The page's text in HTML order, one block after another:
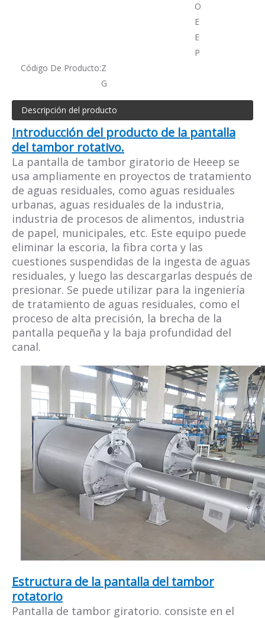
O
E
E
P
Código De Producto:Z
G
Descripción del producto
Introducción del producto de la pantalla
del tambor rotativo.
La pantalla de tambor giratorio de Heeep se
usa ampliamente en proyectos de tratamiento
de aguas residuales, como aguas residuales
urbanas, aguas residuales de la industria,
industria de procesos de alimentos, industria
de papel, municipales, etc. Este equipo puede
eliminar la escoria, la fibra corta y las
cuestiones suspendidas de la ingesta de aguas
residuales, y luego las descargarlas después de
presionar. Se puede utilizar para la ingeniería
de tratamiento de aguas residuales, como el
proceso de alta precisión, la brecha de la
pantalla pequeña y la baja profundidad del
canal.
Estructura de la pantalla del tambor
rotatorio
Pantalla de tambor giratorio. consiste en el